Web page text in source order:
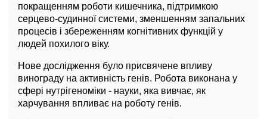
покращенням роботи кишечника, підтримкою
серцево-судинної системи, зменшенням запальних
процесів і збереженням когнітивних функцій у
людей похилого віку.
Нове дослідження було присвячене впливу
винограду на активність генів. Робота виконана у
сфері нутрігеноміки - науки, яка вивчає, як
харчування впливає на роботу генів.